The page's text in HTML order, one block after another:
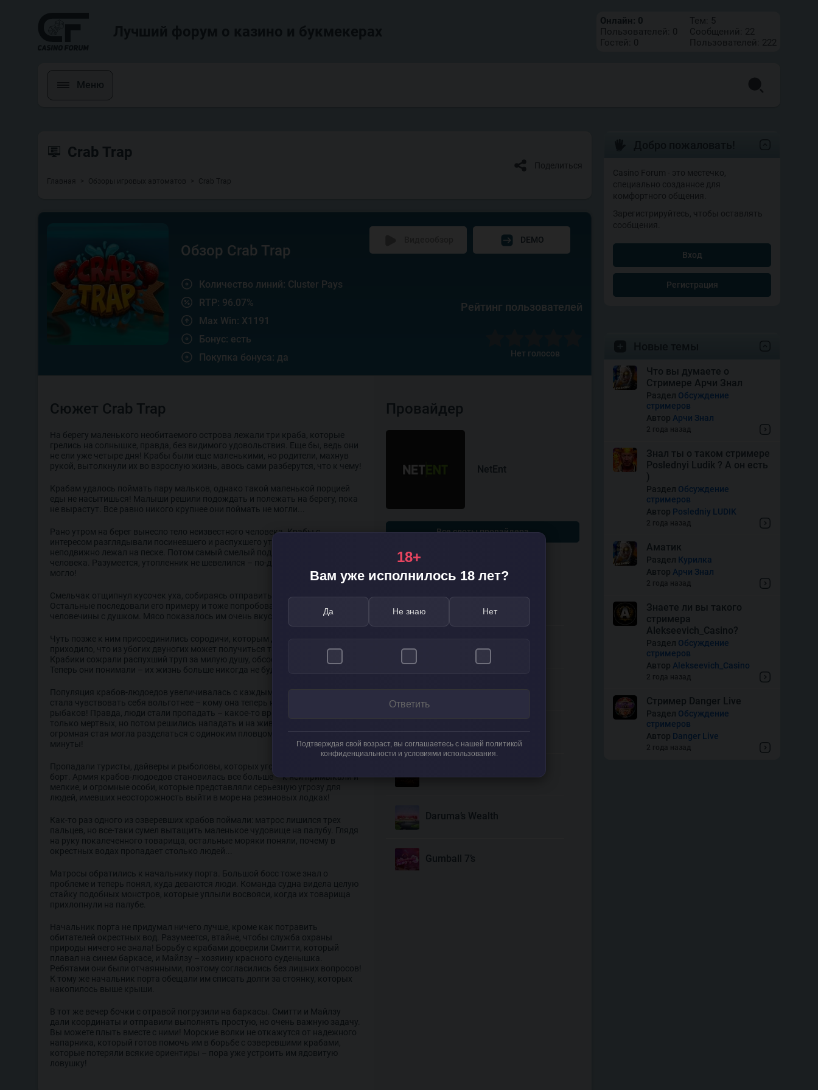
Онлайн: 0
Пользователей: 0
Гостей: 0
Тем:
5
Сообщений: 22
Пользователей: 222
Меню
Crab Trap
Главная Обзоры игровых автоматов Crab Trap
Поделиться
DEMO
Обзор Crab Trap
Количество линий: Cluster Pays
RTP: 96.07%
Max Win: X1191
Бонус: есть
Покупка бонуса: да
Рейтинг пользователей
Нет голосов
Сюжет Crab Trap
На берегу маленького необитаемого острова лежали три краба, которые
грелись на солнышке, правда, без видимого удовольствия. Еще бы, ведь они
не ели уже четыре дня! Крабы были еще маленькими, но родители, махнув
рукой, вытолкнули их во взрослую жизнь, авось сами разберутся, что к чему!
Крабам удалось поймать пару мальков, однако такой маленькой порцией
еды не насытишься! Малыши решили подождать и полежать на берегу, пока
не вырастут. Все равно никого крупнее они поймать не могли...
Рано утром на берег вынесло тело неизвестного человека. Крабы с
интересом разглядывали посиневшего и распухшего утопленника, который
неподвижно лежал на песке. Потом самый смелый подполз, чтобы ущипнуть
человека. Разумеется, утопленник не шевелился – по-другому и быть не
могло!
Смельчак отщипнул кусочек уха, собираясь отправить еду себе в рот.
Остальные последовали его примеру и тоже попробовали немного
человечины с душком. Мясо показалось им очень вкусным!
Чуть позже к ним присоединились сородичи, которым даже в голову не
приходило, что из убогих двуногих может получиться такая отличная еда!
Крабики сожрали распухший труп за милую душу, обсосав каждую косточку.
Теперь они понимали – их жизнь больше никогда не будет прежней...
Популяция крабов-людоедов увеличивалась с каждым днем. Конечно, рыба
стала чувствовать себя вольготнее – кому она теперь нужна, кроме
рыбаков! Правда, люди стали пропадать – какое-то время крабы искали
только мертвых, но потом решились нападать и на живых. Тем более,
огромная стая могла разделаться с одиноким пловцом за считанные
минуты!
Пропадали туристы, дайверы и рыболовы, которых угораздило рухнуть за
борт. Армия крабов-людоедов становилась все больше – к ней примыкали и
мелкие, и огромные особи, которые представляли серьезную угрозу для
людей, имевших неосторожность выйти в море на резиновых лодках!
Как-то раз одного из озверевших крабов поймали: матрос лишился трех
пальцев, но все-таки сумел вытащить маленькое чудовище на палубу. Глядя
на руку покалеченного товарища, остальные моряки поняли, почему в
окрестных водах пропадает столько людей...
Матросы обратились к начальнику порта. Большой босс тоже знал о
проблеме и теперь понял, куда деваются люди. Команда судна видела целую
стайку подобных монстров, которые уплыли восвояси, когда их товарища
прихлопнули на палубе.
Начальник порта не придумал ничего лучше, кроме как потравить
обитателей окрестных вод. Разумеется, втайне, чтобы служба охраны
природы ничего не знала! Борьбу с крабами доверили Смитти, который
плавал на синем баркасе, и Майлзу – хозяину красного суденышка.
Ребятами они были отчаянными, поэтому согласились без лишних вопросов!
К тому же начальник порта обещали им списать долги за стоянку, которых
накопилось выше крыши.
В тот же вечер бочки с отравой погрузили на баркасы. Смитти и Майлзу
дали координаты и отправили выполнять простую, но очень важную задачу.
Вы можете плыть вместе с ними! Морские волки не откажутся от надежного
напарника, который готов помочь им в борьбе с озверевшими крабами,
которые потеряли всякие ориентиры – пора уже устроить им ядовитую
ловушку!
Провайдер
NetEnt
Все слоты провайдера
Другие обзоры слотов
777 Candies
Daruma’s Wealth
Gumball 7’s
Casino Forum - это местечко,
специально созданное для
комфортного общения.
Зарегистрируйтесь, чтобы оставлять
сообщения.
Вход
Регистрация
Что вы думаете о
Стримере Арчи Знал
Раздел Обсуждение
стримеров
Автор Арчи Знал
2 года назад
Знал ты о таком стримере
Poslednyi Ludik ? А он есть
)
Раздел Обсуждение
стримеров
Автор Posledniy LUDIK
2 года назад
Аматик
Раздел Курилка
Автор Арчи Знал
2 года назад
Знаете ли вы такого
стримера
Alekseevich_Casino?
Раздел Обсуждение
стримеров
Автор Alekseevich_Casino
2 года назад
Стример Danger Live
Раздел Обсуждение
стримеров
Автор Danger Live
2 года назад
18+
Вам уже исполнилось 18 лет?
Да Не знаю Нет
Ответить
Подтверждая свой возраст, вы соглашаетесь с нашей политикой
конфиденциальности и условиями использования.